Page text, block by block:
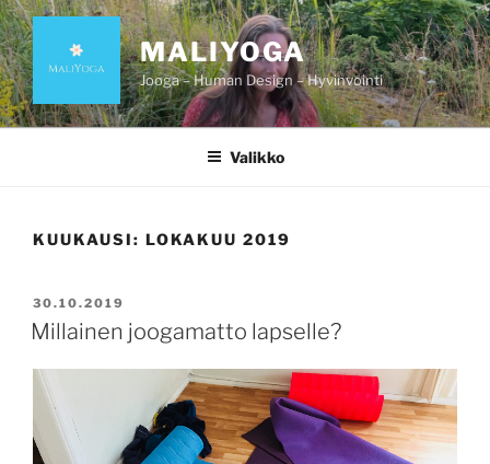
Siirry
sisältöön
MALIYOGA
Jooga – Human Design – Hyvinvointi
Valikko
KUUKAUSI: LOKAKUU 2019
JULKAISTU
30.10.2019
Millainen joogamatto lapselle?